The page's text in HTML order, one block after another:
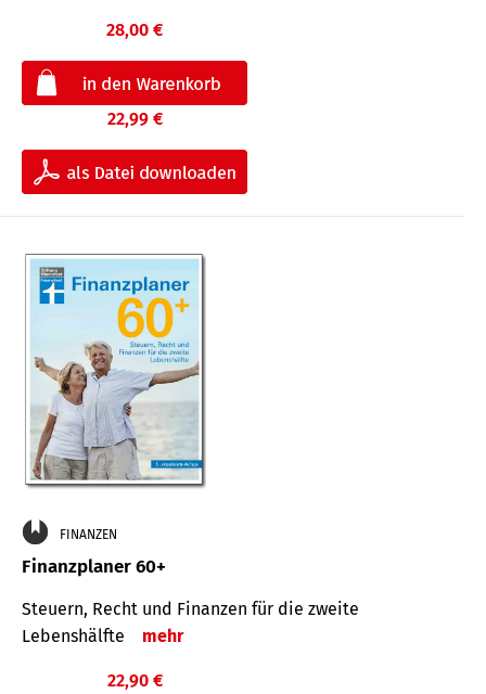
28,00 €
22,99 €
FINANZEN
Finanzplaner 60+
Steuern, Recht und Finanzen für die zweite
Lebenshälfte
mehr
22,90 €